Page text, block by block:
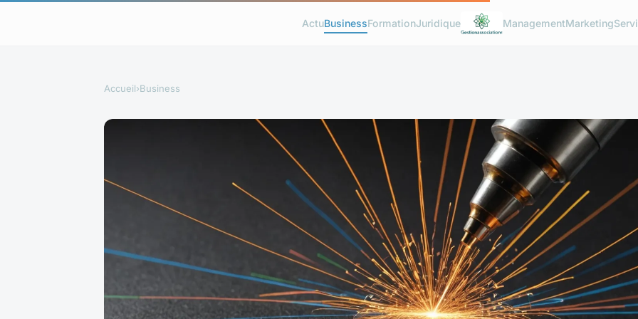
ActuBusinessFormationJuridique ManagementMarketing
Accueil›Business